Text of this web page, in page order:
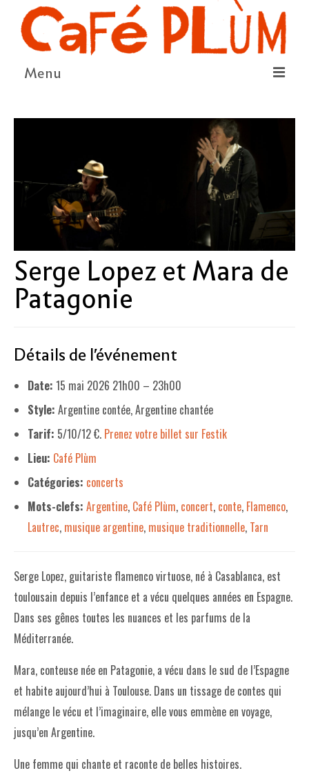
Menu
LE CONSEIL COOPÉRATIF
NOUS SOUTENIR
LE PROGRAMME
DÉTAIL DES ÉVÉNEMENTS
LA SAISON CULTURELLE
AMI·ES ARTISTES
LES FORMULES
NOS FOURNISSEUR·EUSE·S
LA LIBRAIRIE
UNE LIBRAIRIE INDÉPENDANTE
COMMANDER UN LIVRE
INFOS & ACCESSIBILITÉ
Serge Lopez et Mara de
Patagonie
Détails de l'événement
Date: 15 mai 2026 21h00 – 23h00
Style: Argentine contée, Argentine chantée
Tarif: 5/10/12 €. Prenez votre billet sur Festik
Lieu: Café Plùm
Catégories: concerts
Mots-clefs: Argentine, Café Plùm, concert, conte, Flamenco,
Lautrec, musique argentine, musique traditionnelle, Tarn
Serge Lopez, guitariste flamenco virtuose, né à Casablanca, est
toulousain depuis l’enfance et a vécu quelques années en Espagne.
Dans ses gênes toutes les nuances et les parfums de la
Méditerranée.
Mara, conteuse née en Patagonie, a vécu dans le sud de l’Espagne
et habite aujourd’hui à Toulouse. Dans un tissage de contes qui
mélange le vécu et l’imaginaire, elle vous emmène en voyage,
jusqu’en Argentine.
Une femme qui chante et raconte de belles histoires.